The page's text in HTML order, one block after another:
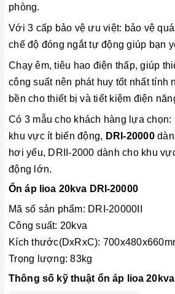
phòng.
Với 3 cấp bảo vệ ưu việt: bảo vệ
chế độ đóng ngắt tự động giúp bạn
Chạy êm, tiêu hao điện thấp, giúp
công suất nên phát huy tốt nhất tính
bền cho thiết bị và tiết kiệm điện
Có 3 mẫu cho khách hàng lựa
khu vực ít biến động, DRI-20000
hơi yếu, DRII-2000 dành cho khu
động lớn.
Ổn áp lioa 20kva DRI-20000
Mã số sản phẩm: DRI-20000II
Công suất: 20kva
Kích thước(DxRxC):
Trọng lượng: 83kg
Thông số kỹ thuật ổn áp lioa 20kva